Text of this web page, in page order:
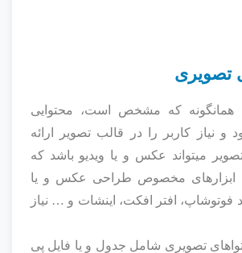
تصویری
همانگونه که مشخص است، محتوایی
و نیاز کاربر را در قالب تصویر ارائه
میتواند عکس و یا ویدیو باشد که
ابزارهای مخصوص طراحی عکس و یا
فوتوشاپ، افتر افکت، اینشات و … نیاز
تصویری شامل جدول و یا فایل پی